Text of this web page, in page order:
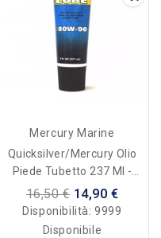
Mercury Marine
Quicksilver/Mercury Olio
Piede Tubetto 237 Ml -
Gear Lube
16,50 € 14,90 €
Disponibilità:9999
Disponibile